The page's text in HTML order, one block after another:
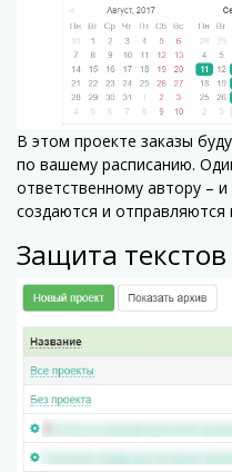
В этом проекте заказы
по вашему расписанию.
ответственному автору –
создаются и отправляются
Защита текстов